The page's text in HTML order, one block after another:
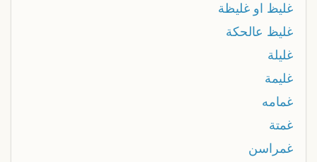
غليظ او غليظة
غليظ عالحكة
غليلة
غليمة
غمامه
غمتة
غمراسن